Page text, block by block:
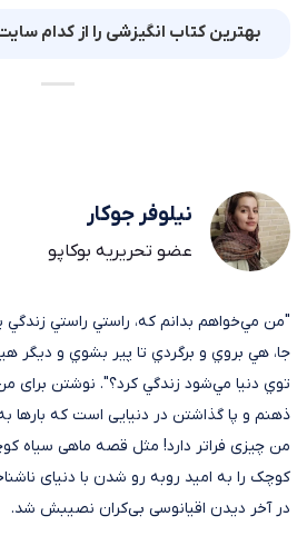
بهترین کتاب انگیزشی را از کدام
نیلوفر جوکار
عضو تحریریه بوکاپو
"من مي‌خواهم بدانم که، راستي راستي
جا، هي بروي و برگردي تا پير بشوي و ديگر
توي دنيا مي‌شود زندگي کرد؟". نوشتن برای
ذهنم و پا گذاشتن در دنیایی است که بار‌ها
من چیزی فراتر دارد! مثل قصه ماهی سیاه
کوچک را به امید روبه رو شدن با دنیای
در آخر دیدن اقیانوسی بی‌کران نصیبش شد.